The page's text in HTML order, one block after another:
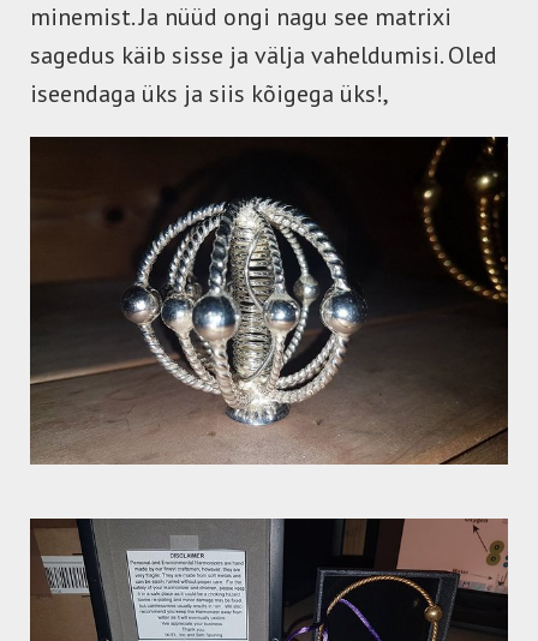
minemist. Ja nüüd ongi nagu see matrixi
sagedus käib sisse ja välja vaheldumisi. Oled
iseendaga üks ja siis kõigega üks!,